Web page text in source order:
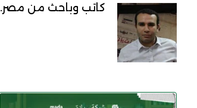
كاتب وباحث من مصر.